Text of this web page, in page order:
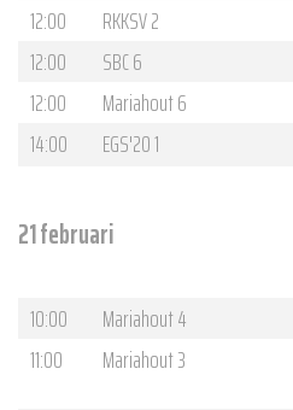
12:00
RKKSV 2
12:00
SBC 6
12:00
Mariahout 6
14:00
EGS'20 1
21 februari
10:00 Mariahout 4
11:00
Mariahout 3